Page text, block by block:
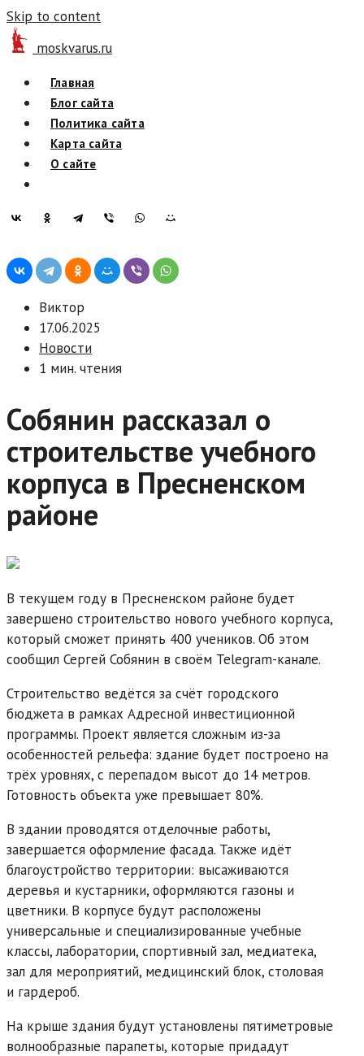
Skip to content
moskvarus.ru
Главная
Блог сайта
Политика сайта
Карта сайта
О сайте
Виктор
17.06.2025
Новости
1 мин. чтения
Собянин рассказал о
строительстве учебного
корпуса в Пресненском
районе
В текущем году в Пресненском районе будет
завершено строительство нового учебного корпуса,
который сможет принять 400 учеников. Об этом
сообщил Сергей Собянин в своём Telegram-канале.
Строительство ведётся за счёт городского
бюджета в рамках Адресной инвестиционной
программы. Проект является сложным из-за
особенностей рельефа: здание будет построено на
трёх уровнях, с перепадом высот до 14 метров.
Готовность объекта уже превышает 80%.
В здании проводятся отделочные работы,
завершается оформление фасада. Также идёт
благоустройство территории: высаживаются
деревья и кустарники, оформляются газоны и
цветники. В корпусе будут расположены
универсальные и специализированные учебные
классы, лаборатории, спортивный зал, медиатека,
зал для мероприятий, медицинский блок, столовая
и гардероб.
На крыше здания будут установлены пятиметровые
волнообразные парапеты, которые придадут